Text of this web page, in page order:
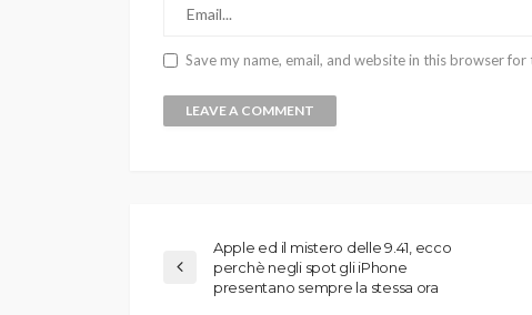
Save my name, email, and website in this browser
Apple ed il mistero delle 9.41, ecco
perchè negli spot gli iPhone
presentano sempre la stessa ora